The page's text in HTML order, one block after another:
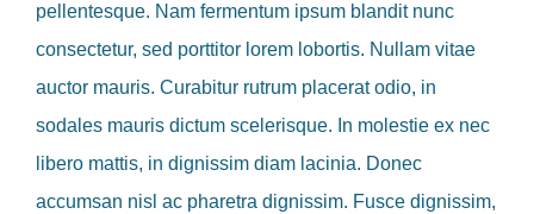
pellentesque. Nam fermentum ipsum blandit nunc
consectetur, sed porttitor lorem lobortis. Nullam vitae
auctor mauris. Curabitur rutrum placerat odio, in
sodales mauris dictum scelerisque. In molestie ex nec
libero mattis, in dignissim diam lacinia. Donec
accumsan nisl ac pharetra dignissim. Fusce dignissim,